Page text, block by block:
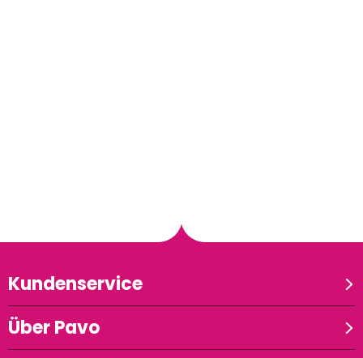
Kundenservice
Über Pavo